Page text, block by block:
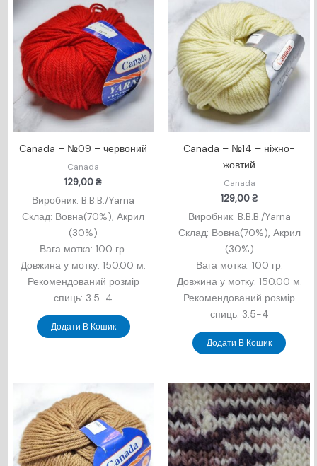
Canada – №09 – червоний
Canada
129,00₴
Виробник: B.B.B./Yarna
Склад: Вовна(70%), Акрил
(30%)
Вага мотка: 100 гр.
Довжина у мотку: 150.00 м.
Рекомендований розмір
спиць: 3.5-4
Додати В Кошик
Canada – №14 – ніжно-
жовтий
Canada
129,00₴
Виробник: B.B.B./Yarna
Склад: Вовна(70%), Акрил
(30%)
Вага мотка: 100 гр.
Довжина у мотку: 150.00 м.
Рекомендований розмір
спиць: 3.5-4
Додати В Кошик